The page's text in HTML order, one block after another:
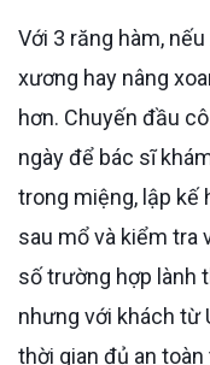
Với 3 răng hàm, nếu xương còn tốt, không cần ghép
xương hay nâng
hơn. Chuyến đầu
ngày để bác sĩ
trong miệng, lập kế
sau mổ và kiểm tra
số trường hợp lành
nhưng với khách từ
thời gian đủ an